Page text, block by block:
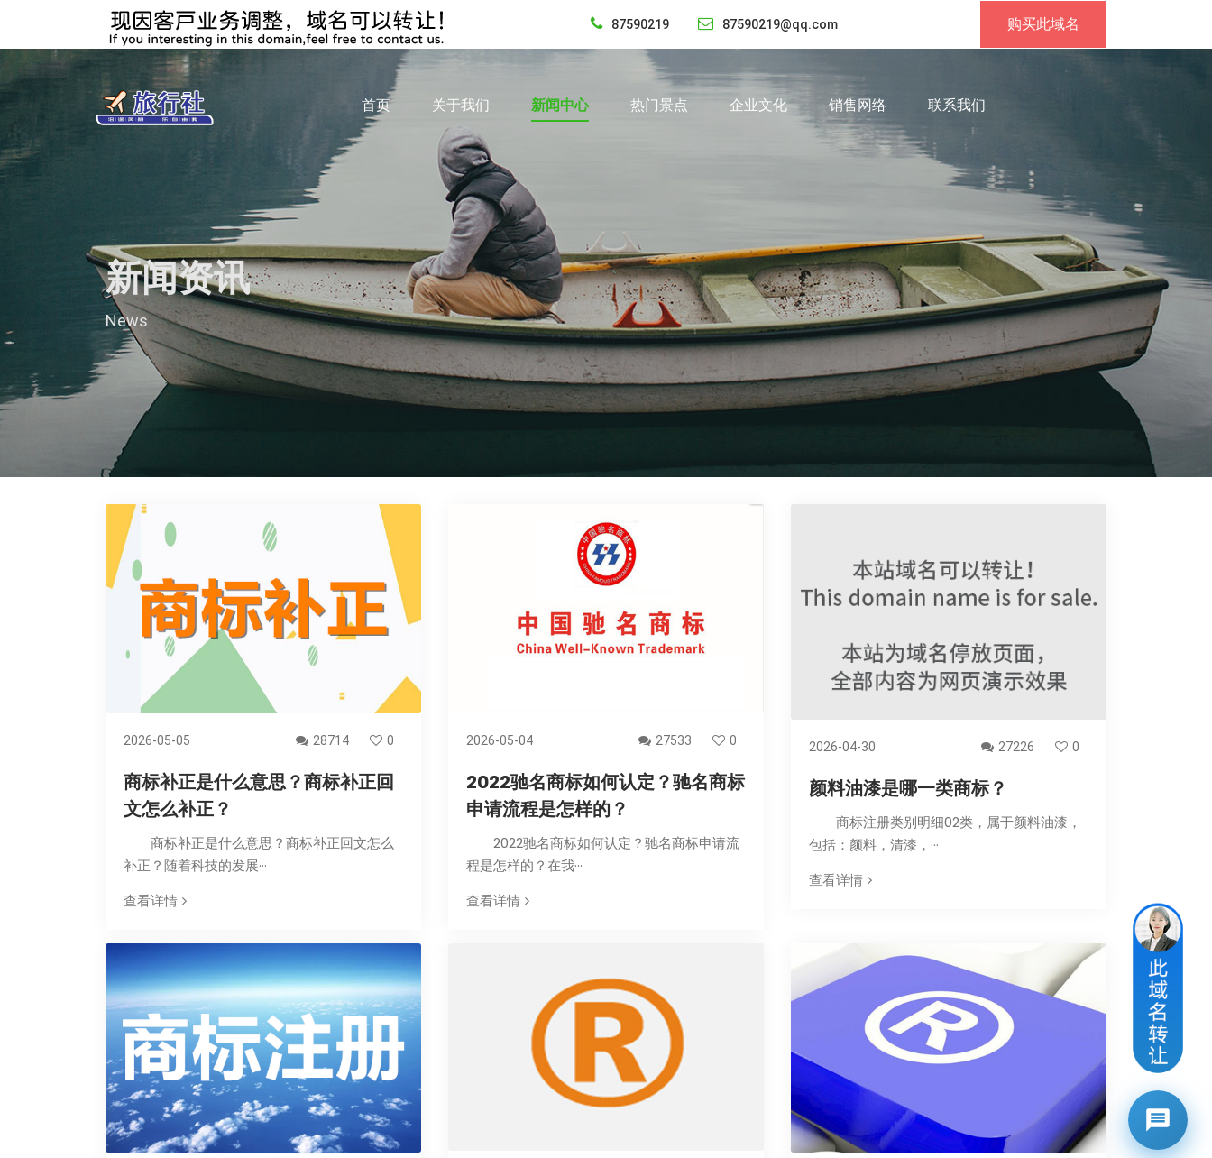
87590219 87590219@qq.com 购买此域名
首页 关于我们 新闻中心 热门景点 企业文化 销售网络 联系我们
新闻资讯
News
2026-05-05 28714 0
商标补正是什么意思？商标补正回
文怎么补正？
商标补正是什么意思？商标补正回文怎么
补正？随着科技的发展···
查看详情
2026-05-04 27533 0
2022驰名商标如何认定？驰名商标
申请流程是怎样的？
2022驰名商标如何认定？驰名商标申请流
程是怎样的？在我···
查看详情
2026-04-30 27226 0
颜料油漆是哪一类商标？
商标注册类别明细02类，属于颜料油漆，
包括：颜料，清漆，···
查看详情